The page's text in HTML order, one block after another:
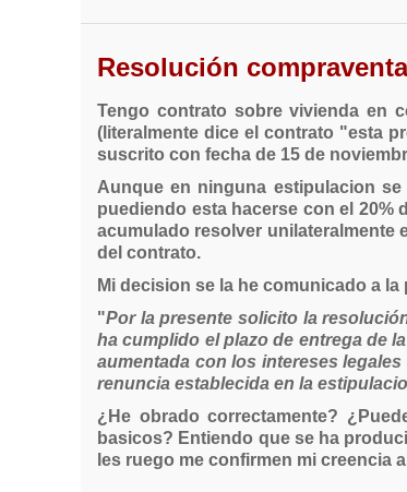
Resolución
Tengo contrato sobre vivienda en
(literalmente dice el contrato "esta
suscrito con fecha de 15 de
Aunque en ninguna estipulacion
puediendo esta hacerse con el
acumulado resolver unilateralmente
del contrato.
Mi decision se la he comunicado a
"Por la presente solicito la
ha cumplido el plazo de entrega de
aumentada con los intereses
renuncia establecida en la
¿He obrado correctamente?
basicos? Entiendo que se ha
les ruego me confirmen mi creencia